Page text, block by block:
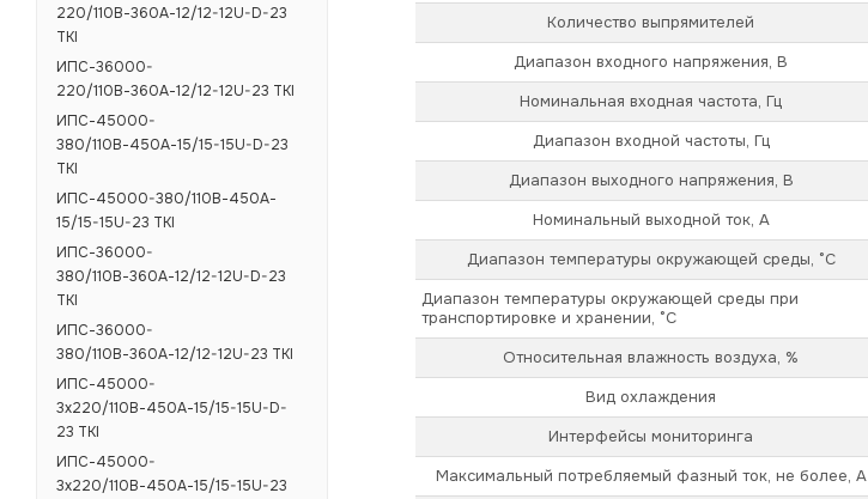
Количество выпрямителей
Диапазон входного напряжения, В
Номинальная входная частота, Гц
Диапазон входной частоты, Гц
Диапазон выходного напряжения, В
Номинальный выходной ток, А
Диапазон температуры окружающей среды, °С
Диапазон температуры окружающей среды при
транспортировке и хранении, °С
Относительная влажность воздуха, %
Вид охлаждения
Интерфейсы мониторинга
Максимальный потребляемый фазный ток, не более, А
220/110В-360А-12/12-12U-D-23
TKI
ИПС-36000-
220/110В-360А-12/12-12U-23 TKI
ИПС-45000-
380/110В-450А-15/15-15U-D-23
TKI
ИПС-45000-380/110В-450А-
15/15-15U-23 TKI
ИПС-36000-
380/110В-360А-12/12-12U-D-23
TKI
ИПС-36000-
380/110В-360А-12/12-12U-23 TKI
ИПС-45000-
3х220/110В-450А-15/15-15U-D-
23 TKI
ИПС-45000-
3х220/110В-450А-15/15-15U-23